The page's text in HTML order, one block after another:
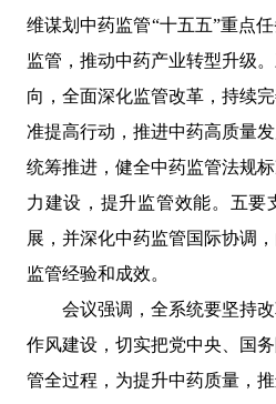
维谋划中药监管“十五五”重点
监管，推动中药产业转型升级
向，全面深化监管改革，持续
准提高行动，推进中药高质量
统筹推进，健全中药监管法规
力建设，提升监管效能。五要
展，并深化中药监管国际协调
监管经验和成效。
会议强调，全系统要坚持改
作风建设，切实把党中央、国
管全过程，为提升中药质量，